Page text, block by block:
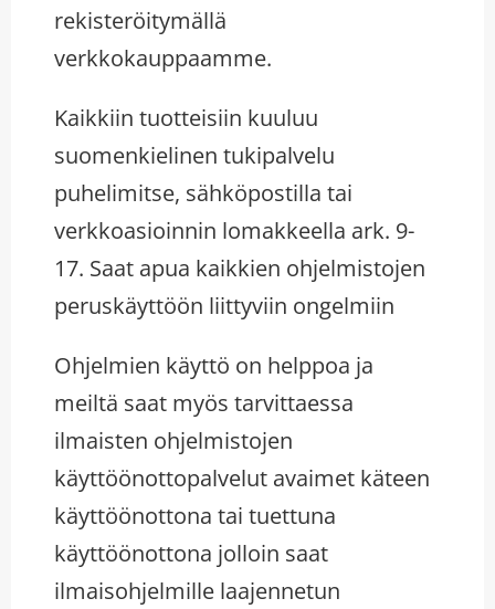
rekisteröitymällä
verkkokauppaamme.
Kaikkiin tuotteisiin kuuluu
suomenkielinen tukipalvelu
puhelimitse, sähköpostilla tai
verkkoasioinnin lomakkeella ark. 9-
17. Saat apua kaikkien ohjelmistojen
peruskäyttöön liittyviin ongelmiin
Ohjelmien käyttö on helppoa ja
meiltä saat myös tarvittaessa
ilmaisten ohjelmistojen
käyttöönottopalvelut avaimet käteen
käyttöönottona tai tuettuna
käyttöönottona jolloin saat
ilmaisohjelmille laajennetun